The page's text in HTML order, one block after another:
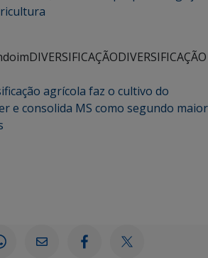
DIVERSIFICAÇÃODIVERSIFICAÇÃO
agrícola faz o cultivo do
e consolida MS como segundo maior